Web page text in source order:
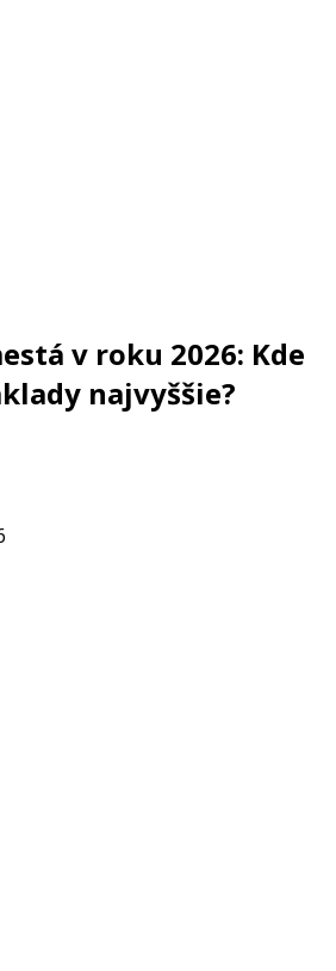
v roku 2026: Kde
najvyššie?